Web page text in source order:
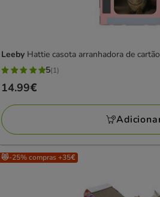
Leeby Hattie casota arranhadora de
5
estrelas
com
1
avaliações
5(1)
Preço
14.99€
14.99€
😻-25% compras +35€